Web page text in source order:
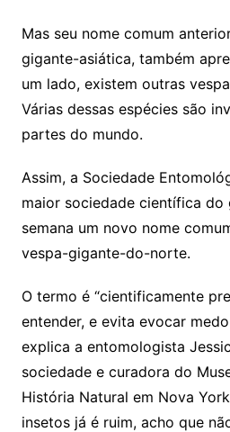
Mas seu nome comum
gigante-asiática, também
um lado, existem outras
Várias dessas espécies são
partes do mundo.
Assim, a Sociedade
maior sociedade científica do
semana um novo nome
vespa-gigante-do-norte.
O termo é “cientificamente
entender, e evita evocar
explica a entomologista
sociedade e curadora do
História Natural em Nova
insetos já é ruim, acho que